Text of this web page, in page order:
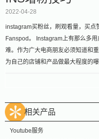
2022-04-28
instagram买粉丝，刷观看量，买点
Fanspod。 Instagram上有那么多
难。作为广大电商朋友必须知道和
为自己的店铺和产品做最大程度的曝
相关产品
Youtube服务